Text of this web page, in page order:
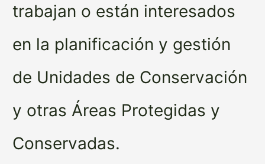
trabajan o están interesados
en la planificación y gestión
de Unidades de Conservación
y otras Áreas Protegidas y
Conservadas.